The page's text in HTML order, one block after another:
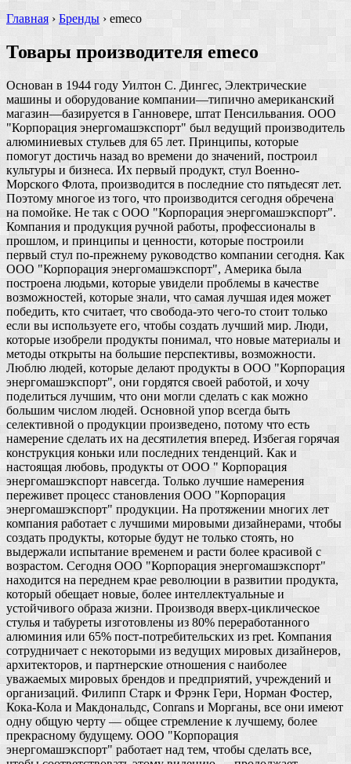
Главная › Бренды › emeco
Товары производителя emeco
Основан в 1944 году Уилтон С. Дингес, Электрические
машины и оборудование компании—типично американский
магазин—базируется в Ганновере, штат Пенсильвания. ООО
"Корпорация энергомашэкспорт" был ведущий производитель
алюминиевых стульев для 65 лет. Принципы, которые
помогут достичь назад во времени до значений, построил
культуры и бизнеса. Их первый продукт, стул Военно-
Морского Флота, производится в последние сто пятьдесят лет.
Поэтому многое из того, что производится сегодня обречена
на помойке. Не так с ООО "Корпорация энергомашэкспорт".
Компания и продукция ручной работы, профессионалы в
прошлом, и принципы и ценности, которые построили
первый стул по-прежнему руководство компании сегодня. Как
ООО "Корпорация энергомашэкспорт", Америка была
построена людьми, которые увидели проблемы в качестве
возможностей, которые знали, что самая лучшая идея может
победить, кто считает, что свобода-это чего-то стоит только
если вы используете его, чтобы создать лучший мир. Люди,
которые изобрели продукты понимал, что новые материалы и
методы открыты на большие перспективы, возможности.
Люблю людей, которые делают продукты в ООО "Корпорация
энергомашэкспорт", они гордятся своей работой, и хочу
поделиться лучшим, что они могли сделать с как можно
большим числом людей. Основной упор всегда быть
селективной о продукции произведено, потому что есть
намерение сделать их на десятилетия вперед. Избегая горячая
конструкция коньки или последних тенденций. Как и
настоящая любовь, продукты от ООО " Корпорация
энергомашэкспорт навсегда. Только лучшие намерения
переживет процесс становления ООО "Корпорация
энергомашэкспорт" продукции. На протяжении многих лет
компания работает с лучшими мировыми дизайнерами, чтобы
создать продукты, которые будут не только стоять, но
выдержали испытание временем и расти более красивой с
возрастом. Сегодня ООО "Корпорация энергомашэкспорт"
находится на переднем крае революции в развитии продукта,
который обещает новые, более интеллектуальные и
устойчивого образа жизни. Производя вверх-циклическое
стулья и табуреты изготовлены из 80% переработанного
алюминия или 65% пост-потребительских из rpet. Компания
сотрудничает с некоторыми из ведущих мировых дизайнеров,
архитекторов, и партнерские отношения с наиболее
уважаемых мировых брендов и предприятий, учреждений и
организаций. Филипп Старк и Фрэнк Гери, Норман Фостер,
Кока-Кола и Макдональдс, Conrans и Морганы, все они имеют
одну общую черту — общее стремление к лучшему, более
прекрасному будущему. ООО "Корпорация
энергомашэкспорт" работает над тем, чтобы сделать все,